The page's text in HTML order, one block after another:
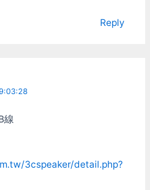
Reply
線
3cspeaker/detail.php?